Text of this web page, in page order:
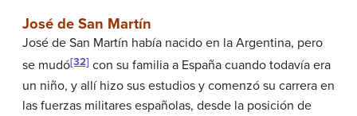
José de San Martín
José de San Martín había nacido en la Argentina, pero
se mudó[32] con su familia a España cuando todavía era
un niño, y allí hizo sus estudios y comenzó su carrera en
las fuerzas militares españolas, desde la posición de